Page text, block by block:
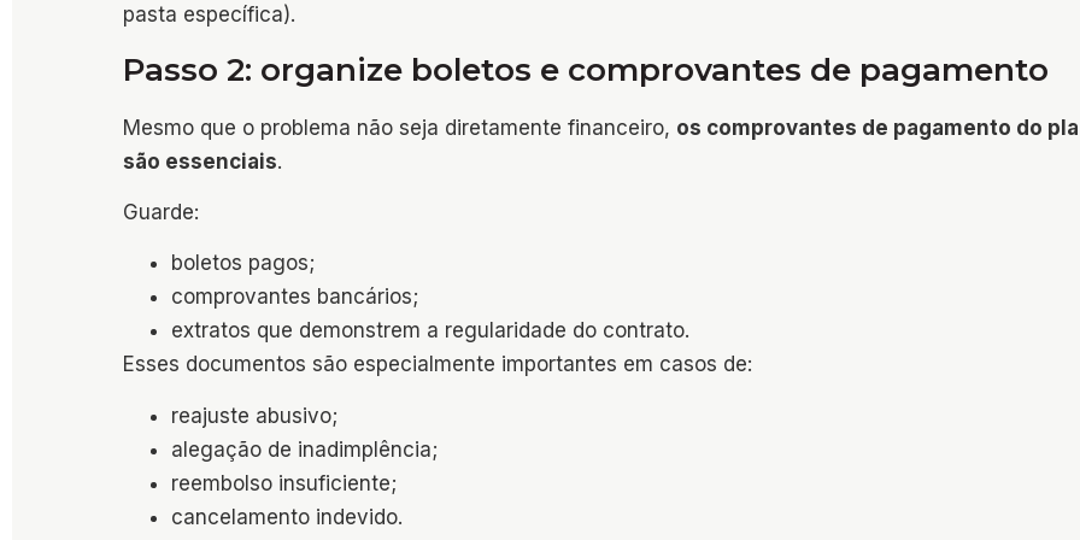
pasta específica).
Passo 2: organize boletos e comprovantes de pagamento
Mesmo que o problema não seja diretamente financeiro, os comprovantes de pagamento do
são essenciais.
Guarde:
boletos pagos;
comprovantes bancários;
extratos que demonstrem a regularidade do contrato.
Esses documentos são especialmente importantes em casos de:
reajuste abusivo;
alegação de inadimplência;
reembolso insuficiente;
cancelamento indevido.